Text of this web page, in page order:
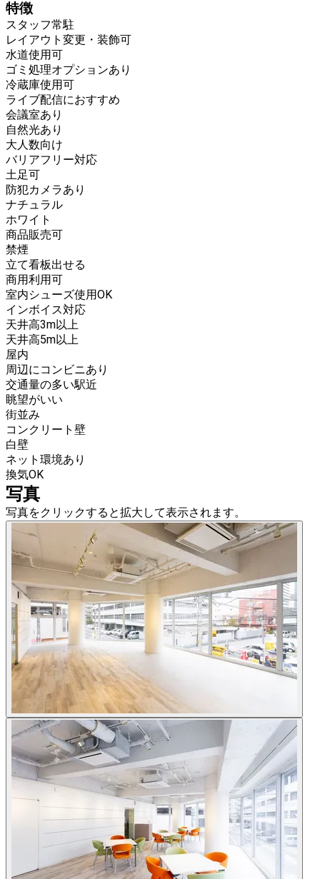
特徴
スタッフ常駐
レイアウト変更・装飾可
水道使用可
ゴミ処理オプションあり
冷蔵庫使用可
ライブ配信におすすめ
会議室あり
自然光あり
大人数向け
バリアフリー対応
土足可
防犯カメラあり
ナチュラル
ホワイト
商品販売可
禁煙
立て看板出せる
商用利用可
室内シューズ使用OK
インボイス対応
天井高3m以上
天井高5m以上
屋内
周辺にコンビニあり
交通量の多い駅近
眺望がいい
街並み
コンクリート壁
白壁
ネット環境あり
換気OK
写真
写真をクリックすると拡大して表示されます。